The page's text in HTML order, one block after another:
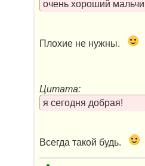
очень хороший
Плохие не нужны.
Цитата:
я сегодня добрая!
Всегда такой будь.